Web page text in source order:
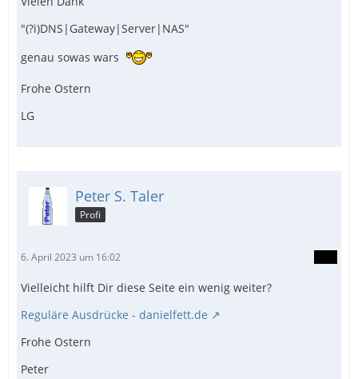
"(?i)DNS|Gateway|Server|NAS"
genau sowas wars
Frohe Ostern
LG
Peter S. Taler
Profi
6. April 2023 um 16:02
Vielleicht hilft Dir diese Seite ein wenig weiter?
Reguläre Ausdrücke - danielfett.de
Frohe Ostern
Peter